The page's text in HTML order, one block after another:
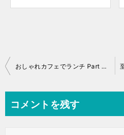
投
ビ
おしゃれカフェでランチ Part 2 ライド日誌 No.006
コメントを残す